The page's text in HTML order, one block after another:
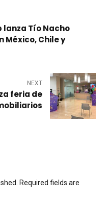
lanza Tío Nacho
México, Chile y
NEXT
feria de
Required fields are